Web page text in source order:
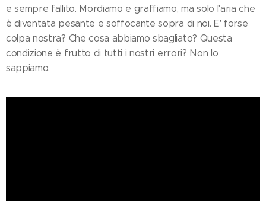
e sempre fallito. Mordiamo e graffiamo, ma solo l'aria che
è diventata pesante e soffocante sopra di noi. E' forse
colpa nostra? Che cosa abbiamo sbagliato? Questa
condizione è frutto di tutti i nostri errori? Non lo
sappiamo.